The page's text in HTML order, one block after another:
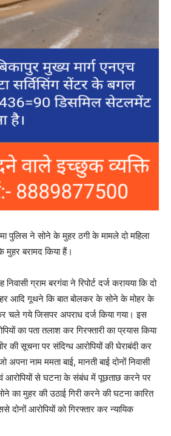
पुलिस ने सोने के मुहर ठगी के मामले दो महिला
मुहर बरामद किया हैं।
ग्राम बरगंवा ने रिपोर्ट दर्ज करायया कि दो
मोहर आदि गूथने कि बात बोलकर के सोने के मोहर के
चले गये जिसपर अपराध दर्ज किया गया। इस
का पता तलाश कर गिरफ्तारी का प्रयास किया
की सूचना पर संदिग्ध आरोपियों की घेराबंदी कर
नाम ममता बाई, मानती बाई दोनों निवासी
एवं आरोपियों से घटना के संबंध में पूछताछ करने पर
का मुहर की उठाई गिरी करने की घटना कारित
दोनों आरोपियों को गिरफ्तार कर न्यायिक